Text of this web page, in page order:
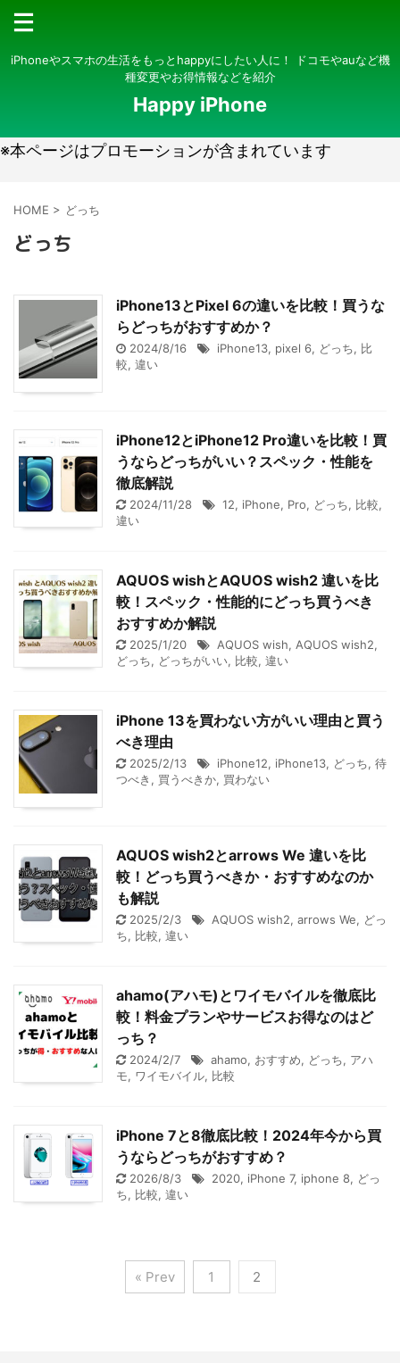
iPhoneやスマホの生活をもっとhappyにしたい人に！ ドコモやauなど機
種変更やお得情報などを紹介
Happy iPhone
※本ページはプロモーションが含まれています
HOME > どっち
どっち
iPhone13とPixel 6の違いを比較！買うな
らどっちがおすすめか？
2024/8/16 iPhone13, pixel 6, どっち, 比
較, 違い
iPhone12とiPhone12 Pro違いを比較！買
うならどっちがいい？スペック・性能を
徹底解説
2024/11/28 12, iPhone, Pro, どっち, 比較,
違い
AQUOS wishとAQUOS wish2 違いを比
較！スペック・性能的にどっち買うべき
おすすめか解説
2025/1/20 AQUOS wish, AQUOS wish2,
どっち, どっちがいい, 比較, 違い
iPhone 13を買わない方がいい理由と買う
べき理由
2025/2/13 iPhone12, iPhone13, どっち, 待
つべき , 買うべきか, 買わない
AQUOS wish2とarrows We 違いを比
較！どっち買うべきか・おすすめなのか
も解説
2025/2/3 AQUOS wish2, arrows We, どっ
ち, 比較, 違い
ahamo(アハモ)とワイモバイルを徹底比
較！料金プランやサービスお得なのはど
っち？
2024/2/7 ahamo, おすすめ, どっち, アハ
モ, ワイモバイル, 比較
iPhone 7と8徹底比較！2024年今から買
うならどっちがおすすめ？
2026/8/3 2020, iPhone 7, iphone 8, どっ
ち, 比較, 違い
« Prev 1 2